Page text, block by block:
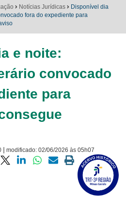
Notícias Jurídicas
Disponível dia
fora do expediente para
e noite:
convocado
para
| modificado: 02/06/2026 às 05h07
Compartilhar
Imprimir
página